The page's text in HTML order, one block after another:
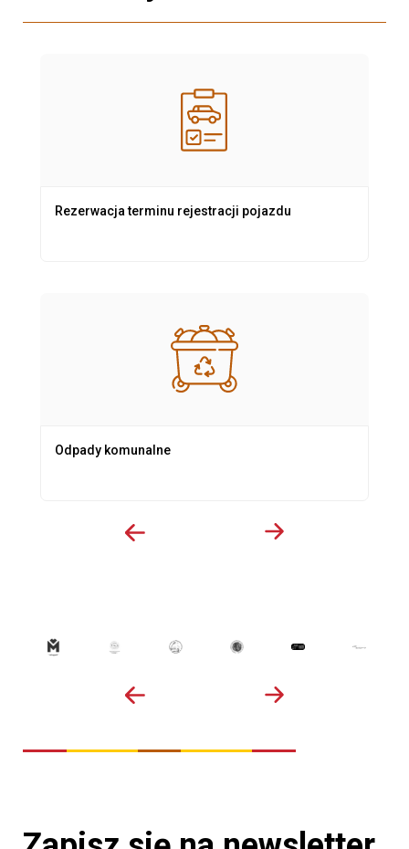
Rezerwacja terminu rejestracji pojazdu
Odpady komunalne